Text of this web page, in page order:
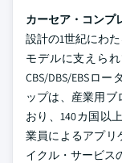
カーセア・コンプ
設計の1世紀にわ
モデルに支えら
CBS/DBS/EBSロ
ップは、産業用
おり、140カ国以
業員によるアプリ
イクル・サービス